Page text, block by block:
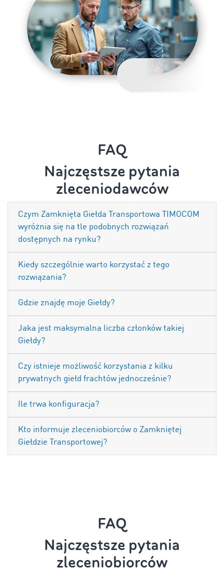
FAQ
Najczęstsze pytania
zleceniodawców
Czym Zamknięta Giełda Transportowa TIMOCOM
wyróżnia się na tle podobnych rozwiązań
dostępnych na rynku?
Kiedy szczególnie warto korzystać z tego
rozwiązania?
Gdzie znajdę moje Giełdy?
Jaka jest maksymalna liczba członków takiej
Giełdy?
Czy istnieje możliwość korzystania z kilku
prywatnych giełd frachtów jednocześnie?
Ile trwa konfiguracja?
Kto informuje zleceniobiorców o Zamkniętej
Giełdzie Transportowej?
FAQ
Najczęstsze pytania
zleceniobiorców